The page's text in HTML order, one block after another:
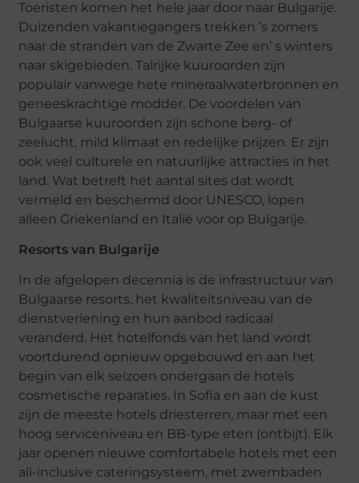
Toeristen komen het hele jaar door naar Bulgarije.
Duizenden vakantiegangers trekken ’s zomers
naar de stranden van de Zwarte Zee en’ s winters
naar skigebieden. Talrijke kuuroorden zijn
populair vanwege hete mineraalwaterbronnen en
geneeskrachtige modder. De voordelen van
Bulgaarse kuuroorden zijn schone berg- of
zeelucht, mild klimaat en redelijke prijzen. Er zijn
ook veel culturele en natuurlijke attracties in het
land. Wat betreft het aantal sites dat wordt
vermeld en beschermd door UNESCO, lopen
alleen Griekenland en Italië voor op Bulgarije.
Resorts van Bulgarije
In de afgelopen decennia is de infrastructuur van
Bulgaarse resorts, het kwaliteitsniveau van de
dienstverlening en hun aanbod radicaal
veranderd. Het hotelfonds van het land wordt
voortdurend opnieuw opgebouwd en aan het
begin van elk seizoen ondergaan de hotels
cosmetische reparaties. In Sofia en aan de kust
zijn de meeste hotels driesterren, maar met een
hoog serviceniveau en BB-type eten (ontbijt). Elk
jaar openen nieuwe comfortabele hotels met een
all-inclusive cateringsysteem, met zwembaden